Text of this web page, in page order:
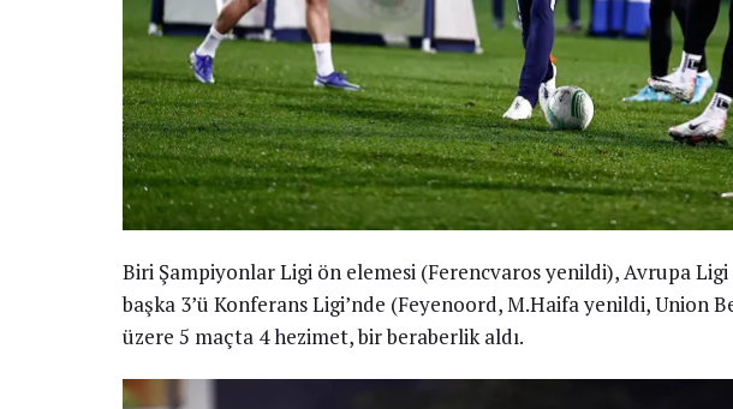
Biri Şampiyonlar Ligi ön elemesi (Ferencvaros yenildi), Avrupa
başka 3’ü Konferans Ligi’nde (Feyenoord, M.Haifa yenildi, Union
üzere 5 maçta 4 hezimet, bir beraberlik aldı.